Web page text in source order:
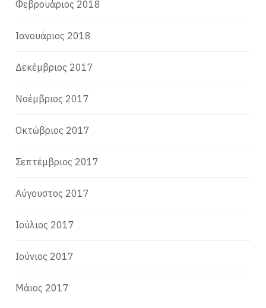
Φεβρουάριος 2018
Ιανουάριος 2018
Δεκέμβριος 2017
Νοέμβριος 2017
Οκτώβριος 2017
Σεπτέμβριος 2017
Αύγουστος 2017
Ιούλιος 2017
Ιούνιος 2017
Μάιος 2017